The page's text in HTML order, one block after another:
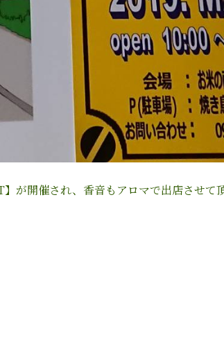
】が開催され、香音もアロマで出店させて